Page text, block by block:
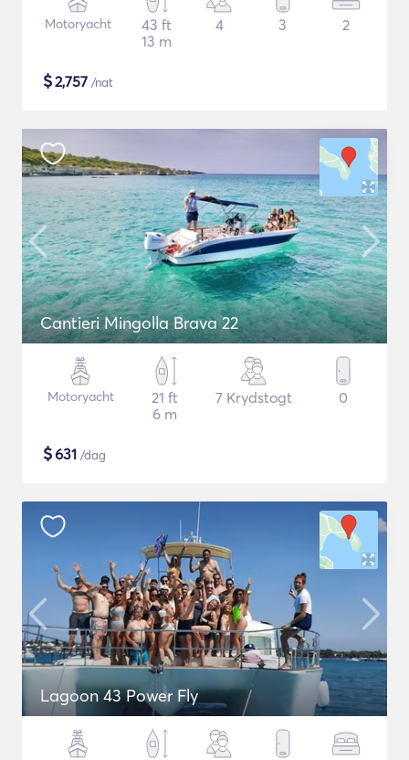
Motoryacht
43 ft
13 m
4 3 2
$2,757 /nat
Cantieri Mingolla Brava 22
Motoryacht
21 ft
6 m
7 Krydstogt 0
$631 /dag
Lagoon 43 Power Fly